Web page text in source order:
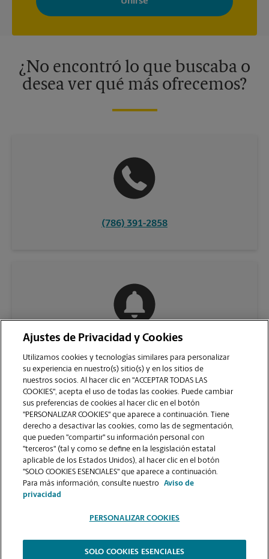
adaptados a sus intereses. Puede darse de baja en cualquier
momento. Para más información, consulte nuestra política de
¿No encontró lo que buscaba o
desea ver qué más ofrecemos?
(786) 391-2858
VER LA PÁGINA DE LA TIENDA
2026.
Ajustes de Privacidad y Cookies
Utilizamos cookies y tecnologías similares para personalizar
su experiencia en nuestro(s) sitio(s) y en los sitios de
nuestros socios. Al hacer clic en "ACCEPTAR TODAS LAS
COOKIES", acepta el uso de todas las cookies. Puede cambiar
sus preferencias de cookies al hacer clic en el botón
"PERSONALIZAR COOKIES" que aparece a continuación. Tiene
derecho a desactivar las cookies, como las de segmentación,
que pueden "compartir" su información personal con
"terceros" (tal y como se define en la lesgislación estatal
aplicable de los Estados Unidos), al hacer clic en el botón
"SOLO COOKIES ESENCIALES" que aparece a continuación.
Para más información, consulte nuestro
Aviso de
privacidad
PERSONALIZAR COOKIES
SOLO COOKIES ESENCIALES